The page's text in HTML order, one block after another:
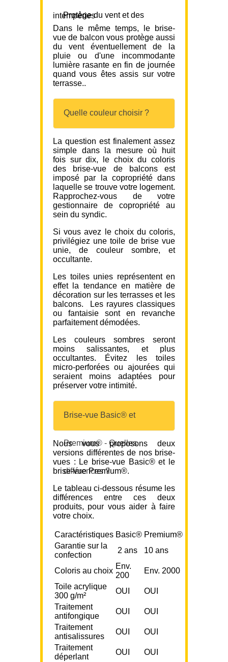
Protège du vent et des intempéries
Dans le même temps, le brise-
vue de balcon vous protège aussi
du vent éventuellement de la
pluie ou d'une incommodante
lumière rasante en fin de journée
quand vous êtes assis sur votre
terrasse..
Quelle couleur choisir ?
La question est finalement assez
simple dans la mesure où huit
fois sur dix, le choix du coloris
des brise-vue de balcons est
imposé par la copropriété dans
laquelle se trouve votre logement.
Rapprochez-vous de votre
gestionnaire de copropriété au
sein du syndic.
Si vous avez le choix du coloris,
privilégiez une toile de brise vue
unie, de couleur sombre, et
occultante.
Les toiles unies représentent en
effet la tendance en matière de
décoration sur les terrasses et les
balcons. Les rayures classiques
ou fantaisie sont en revanche
parfaitement démodées.
Les couleurs sombres seront
moins salissantes, et plus
occultantes. Évitez les toiles
micro-perforées ou ajourées qui
seraient moins adaptées pour
préserver votre intimité.
Brise-vue Basic® et
Premium® - Quelles
différences ?
Nous vous proposons deux
versions différentes de nos brise-
vues : Le brise-vue Basic® et le
brise-vue Premium®.
Le tableau ci-dessous résume les
différences entre ces deux
produits, pour vous aider à faire
votre choix.
Caractéristiques Basic® Premium®
Garantie sur la
confection
2 ans 10 ans
Coloris au choix
Env.
200
Env. 2000
Toile acrylique
300 g/m²
OUI
OUI
Traitement
antifongique
OUI
OUI
Traitement
antisalissures
OUI
OUI
Traitement
déperlant
OUI
OUI